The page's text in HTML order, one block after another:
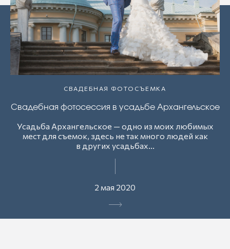
СВАДЕБНАЯ ФОТОСЪЕМКА
Свадебная фотосессия в усадьбе Архангельское
Усадьба Архангельское — одно из моих любимых
мест для съемок, здесь не так много людей как
в других усадьбах...
2 мая 2020